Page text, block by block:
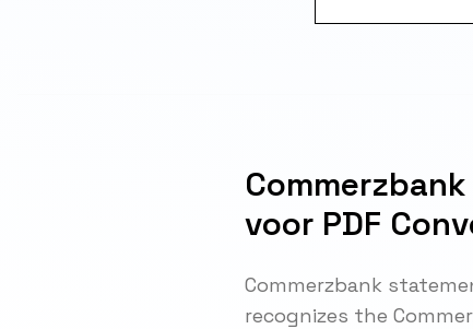
voor PDF
Commerzbank
recognizes the